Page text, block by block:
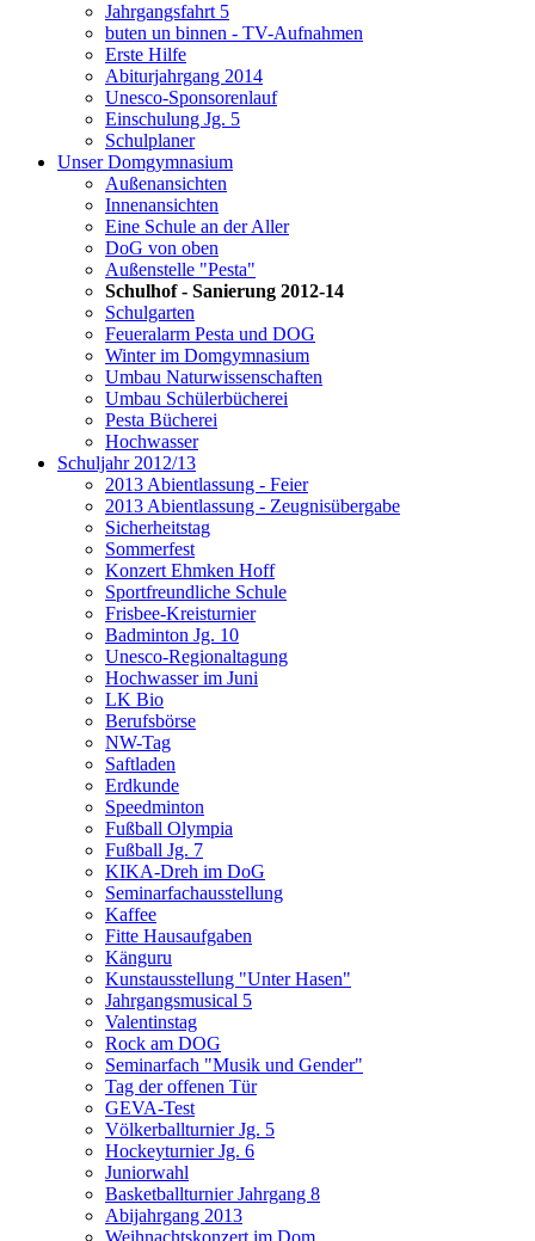
Jahrgangsfahrt 5
buten un binnen - TV-Aufnahmen
Erste Hilfe
Abiturjahrgang 2014
Unesco-Sponsorenlauf
Einschulung Jg. 5
Schulplaner
Unser Domgymnasium
Außenansichten
Innenansichten
Eine Schule an der Aller
DoG von oben
Außenstelle "Pesta"
Schulhof - Sanierung 2012-14
Schulgarten
Feueralarm Pesta und DOG
Winter im Domgymnasium
Umbau Naturwissenschaften
Umbau Schülerbücherei
Pesta Bücherei
Hochwasser
Schuljahr 2012/13
2013 Abientlassung - Feier
2013 Abientlassung - Zeugnisübergabe
Sicherheitstag
Sommerfest
Konzert Ehmken Hoff
Sportfreundliche Schule
Frisbee-Kreisturnier
Badminton Jg. 10
Unesco-Regionaltagung
Hochwasser im Juni
LK Bio
Berufsbörse
NW-Tag
Saftladen
Erdkunde
Speedminton
Fußball Olympia
Fußball Jg. 7
KIKA-Dreh im DoG
Seminarfachausstellung
Kaffee
Fitte Hausaufgaben
Känguru
Kunstausstellung "Unter Hasen"
Jahrgangsmusical 5
Valentinstag
Rock am DOG
Seminarfach "Musik und Gender"
Tag der offenen Tür
GEVA-Test
Völkerballturnier Jg. 5
Hockeyturnier Jg. 6
Juniorwahl
Basketballturnier Jahrgang 8
Abijahrgang 2013